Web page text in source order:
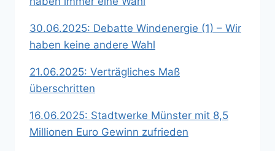
30.06.2025: Debatte Windenergie (1) – Wir
haben keine andere Wahl
21.06.2025: Verträgliches Maß
überschritten
16.06.2025: Stadtwerke Münster mit 8,5
Millionen Euro Gewinn zufrieden